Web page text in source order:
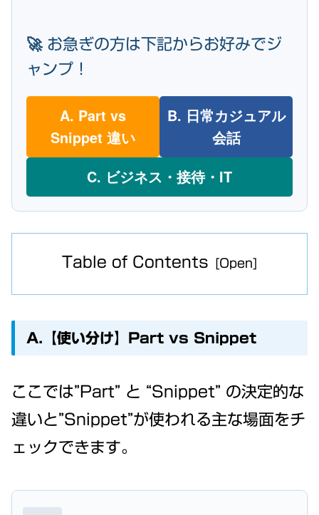
🚀 お急ぎの方は下記からお好みでジ
ャンプ！
A. Part vs
Snippet 違い
B. 日常カジュアル
会話
C. ビジネス・接待・IT
Table of Contents
A.【使い分け】Part vs Snippet
ここでは”Part” と “Snippet” の決定的な
違いと”Snippet”が使われる主な場面をチ
ェックできます。